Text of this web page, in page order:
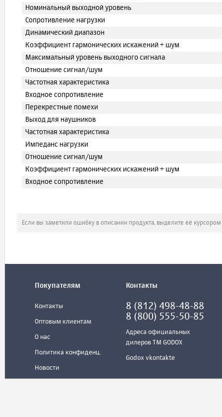
Номинальный выходной уровень
Сопротивление нагрузки
Динамический диапазон
Коэффициент гармонических искажений + шум
Максимальный уровень выходного сигнала
Отношение сигнал/шум
Частотная характеристика
Входное сопротивление
Перекрестные помехи
Выход для наушников
Частотная характеристика
Импеданс нагрузки
Отношение сигнал/шум
Коэффициент гармонических искажений + шум
Входное сопротивление
Если вы заметили ошибку в описании продукта, выделите её
Покупателям
Контакты
Оптовым клиентам
О нас
Политика конфиденц.
Новости
Контакты
8 (812) 498-48-88
8 (800) 555-50-85
Адреса официальных
дилеров ТМ GODOX
Godox vkontakte